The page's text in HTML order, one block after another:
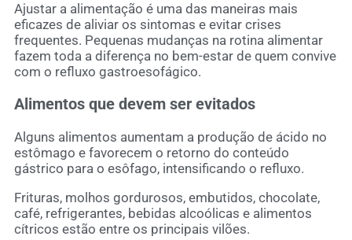
Ajustar a alimentação é uma das maneiras mais
eficazes de aliviar os sintomas e evitar crises
frequentes. Pequenas mudanças na rotina alimentar
fazem toda a diferença no bem-estar de quem convive
com o refluxo gastroesofágico.
Alimentos que devem ser evitados
Alguns alimentos aumentam a produção de ácido no
estômago e favorecem o retorno do conteúdo
gástrico para o esôfago, intensificando o refluxo.
Frituras, molhos gordurosos, embutidos, chocolate,
café, refrigerantes, bebidas alcoólicas e alimentos
cítricos estão entre os principais vilões.